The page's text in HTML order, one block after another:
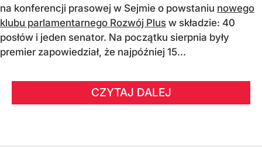
na konferencji prasowej w Sejmie o powstaniu nowego
klubu parlamentarnego Rozwój Plus w składzie: 40
posłów i jeden senator. Na początku sierpnia były
premier zapowiedział, że najpóźniej 15...
CZYTAJ DALEJ